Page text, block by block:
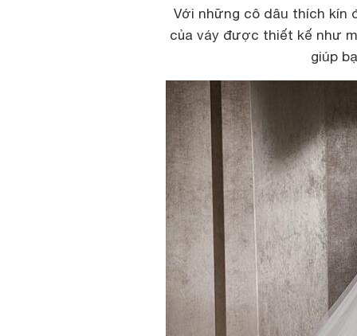
Với những cô dâu thích kín
của váy được thiết kế như
giúp